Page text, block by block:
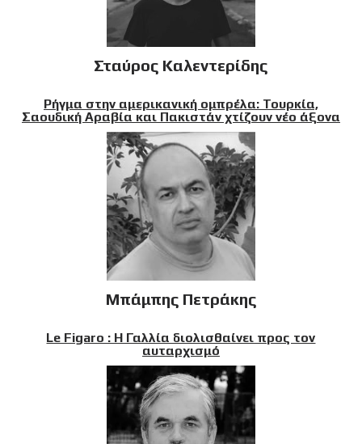
Σταύρος Καλεντερίδης
Ρήγμα στην αμερικανική ομπρέλα: Τουρκία,
Σαουδική Αραβία και Πακιστάν χτίζουν νέο άξονα
Μπάμπης Πετράκης
Le Figaro : Η Γαλλία διολισθαίνει προς τον
αυταρχισμό